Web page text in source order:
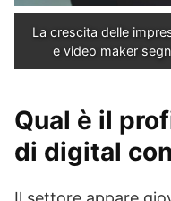
La crescita delle
e video maker
Qual è il
di digital